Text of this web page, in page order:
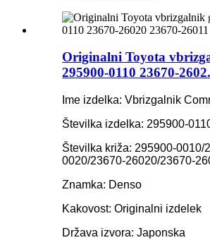
Originalni Toyota
295900-0110 23670-
Ime izdelka: Vbrizgalnik
Številka izdelka: 295900-
Številka križa: 295900-0010/
0020/23670-26020/23670-
Znamka: Denso
Kakovost: Originalni izdelek
Država izvora: Japonska